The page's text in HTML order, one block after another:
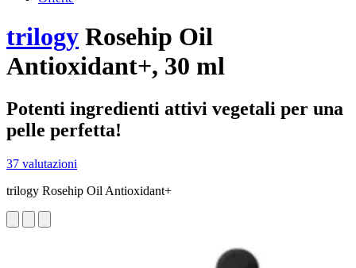
trilogy Rosehip Oil
Antioxidant+, 30 ml
Potenti ingredienti attivi vegetali per una
pelle perfetta!
37 valutazioni
trilogy Rosehip Oil Antioxidant+